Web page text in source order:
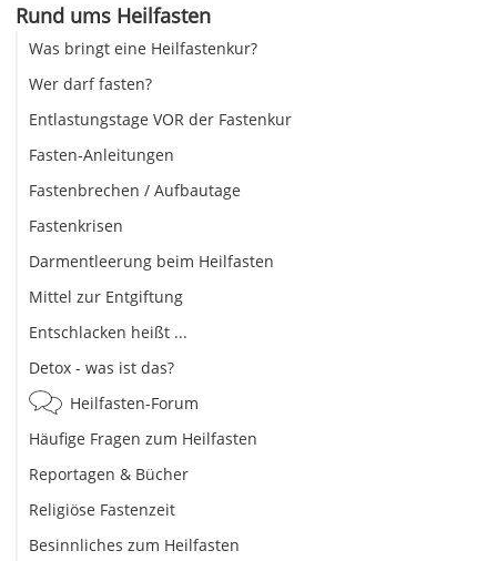
Rund ums Heilfasten
Was bringt eine Heilfastenkur?
Wer darf fasten?
Entlastungstage VOR der Fastenkur
Fasten-Anleitungen
Fastenbrechen / Aufbautage
Fastenkrisen
Darmentleerung beim Heilfasten
Mittel zur Entgiftung
Entschlacken heißt ...
Detox - was ist das?
Heilfasten-Forum
Häufige Fragen zum Heilfasten
Reportagen & Bücher
Religiöse Fastenzeit
Besinnliches zum Heilfasten